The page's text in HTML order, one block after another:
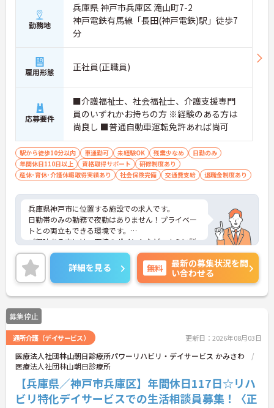
勤務地
兵庫県 神戸市兵庫区 滝山町7-2
神戸電鉄有馬線「長田(神戸電鉄)駅」徒歩7
分
雇用形態 正社員(正職員)
応募要件
■介護福祉士、社会福祉士、介護支援専門
員のいずれかお持ちの方 ※経験のある方は
尚良し ■普通自動車運転免許あれば尚可
駅から徒歩10分以内 車通勤可 未経験OK 残業少なめ
日勤のみ
年間休日110日以上
資格取得サポート
研修制度あり
産休･育休･介護休暇取得実績あり
社会保険完備 交通費支給 退職金制度あり
兵庫県神戸市に位置する施設での求人です。
日勤帯のみの勤務で夜勤はありません！プライベー
トとの両立もできる環境です。
ご興味ある方には、面接のポイントなど、さらに詳
細をお話致しますのでお気軽にご相談ください。
詳細を見る 無料
最新の募集状況を問
い合わせる
募集停止
通所介護（デイサービス） 更新日：2026年08月03日
医療法人社団林山朝日診療所パワーリハビリ・デイサービス かみさわ
医療法人社団林山朝日診療所
【兵庫県／神戸市兵庫区】年間休日117日☆リハ
ビリ特化デイサービスでの生活相談員募集！〈正